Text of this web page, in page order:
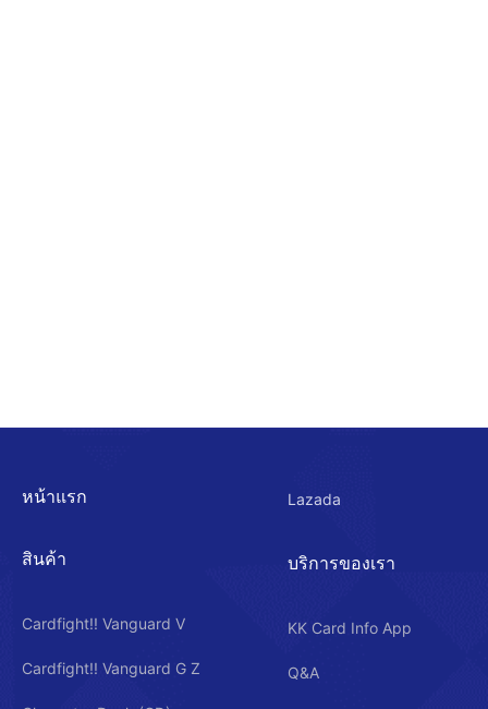
หน้าแรก
สินค้า
Cardfight!! Vanguard V
Cardfight!! Vanguard G Z
Lazada
บริการของเรา
KK Card Info App
Q&A